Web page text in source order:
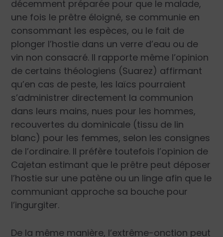
décemment préparée pour que le malade,
une fois le prêtre éloigné, se communie en
consommant les espèces, ou le fait de
plonger l’hostie dans un verre d’eau ou de
vin non consacré. Il rapporte même l’opinion
de certains théologiens (Suarez) affirmant
qu’en cas de peste, les laïcs pourraient
s’administrer directement la communion
dans leurs mains, nues pour les hommes,
recouvertes du dominicale (tissu de lin
blanc) pour les femmes, selon les consignes
de l’ordinaire. Il préfère toutefois l’opinion de
Cajetan estimant que le prêtre peut déposer
l’hostie sur une patène ou un linge afin que le
communiant approche sa bouche pour
l’ingurgiter.
De la même manière, l’extrême-onction peut